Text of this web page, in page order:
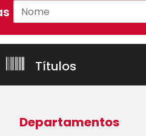
ofertas!
Títulos
Departamentos